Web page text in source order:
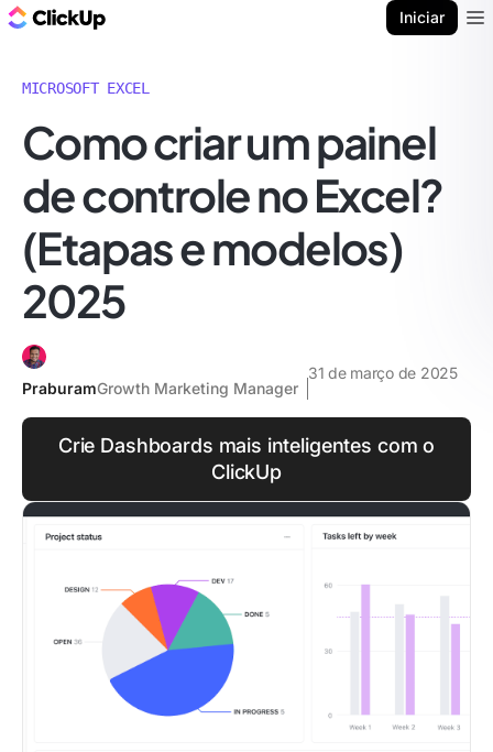
Iniciar
MICROSOFT EXCEL
Como criar um painel
de controle no Excel?
(Etapas e modelos)
2025
PraburamGrowth Marketing Manager
31 de março de 2025
Crie Dashboards mais inteligentes com o
ClickUp